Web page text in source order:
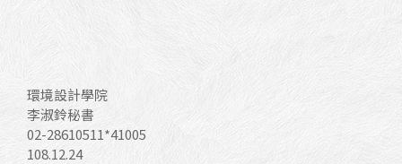
環境設計學院
李淑鈴秘書
02-28610511*41005
108.12.24